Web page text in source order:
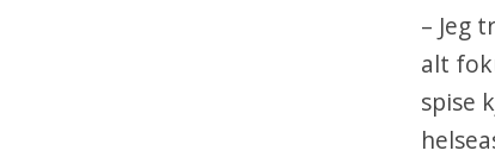
– Jeg
alt
spise